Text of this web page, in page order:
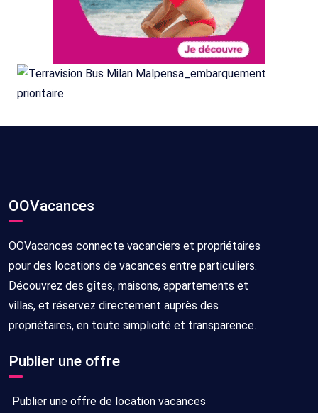
OOVacances
OOVacances connecte vacanciers et propriétaires
pour des locations de vacances entre particuliers.
Découvrez des gîtes, maisons, appartements et
villas, et réservez directement auprès des
propriétaires, en toute simplicité et transparence.
Publier une offre
Publier une offre de location vacances